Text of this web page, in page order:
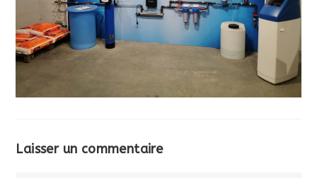
Laisser un commentaire